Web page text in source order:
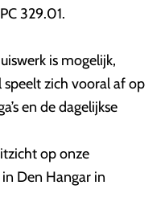
329.01.
is mogelijk,
zich vooral af op
en de dagelijkse
op onze
Den Hangar in